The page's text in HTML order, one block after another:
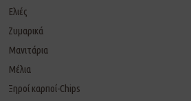
Ελιές
Ζυμαρικά
Μανιτάρια
Μέλια
Ξηροί καρποί-Chips